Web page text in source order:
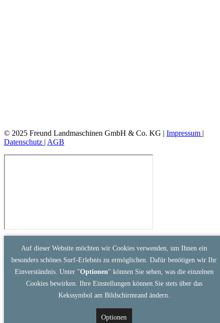
© 2025 Freund Landmaschinen GmbH & Co. KG | Impressum |
Datenschutz | AGB
Auf dieser Website möchten wir Cookies verwenden, um Ihnen ein
besonders schönes Surf-Erlebnis zu ermöglichen. Dafür benötigen wir Ihr
Einverständnis. Unter "Optionen" können Sie sehen, was die einzelnen
Cookies bewirken. Ihre Einstellungen können Sie stets über das
Kekssymbol am Bildschirmrand ändern.
Optionen